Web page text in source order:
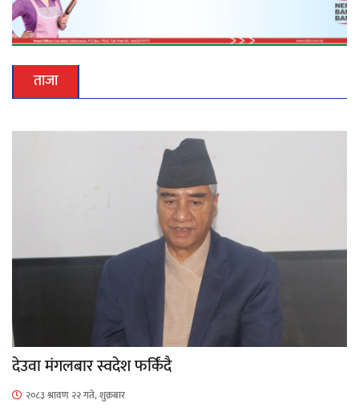
ताजा
देउवा मंगलबार स्वदेश फर्किंदै
२०८३ श्रावण २२ गते, शुक्रबार